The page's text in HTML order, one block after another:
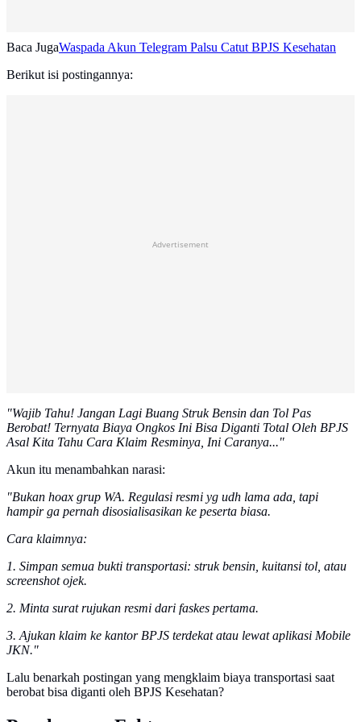
Baca JugaWaspada Akun Telegram Palsu Catut BPJS Kesehatan
Berikut isi postingannya:
Advertisement
"Wajib Tahu! Jangan Lagi Buang Struk Bensin dan Tol Pas
Berobat! Ternyata Biaya Ongkos Ini Bisa Diganti Total Oleh BPJS
Asal Kita Tahu Cara Klaim Resminya, Ini Caranya..."
Akun itu menambahkan narasi:
"Bukan hoax grup WA. Regulasi resmi yg udh lama ada, tapi
hampir ga pernah disosialisasikan ke peserta biasa.
Cara klaimnya:
1. Simpan semua bukti transportasi: struk bensin, kuitansi tol, atau
screenshot ojek.
2. Minta surat rujukan resmi dari faskes pertama.
3. Ajukan klaim ke kantor BPJS terdekat atau lewat aplikasi Mobile
JKN."
Lalu benarkah postingan yang mengklaim biaya transportasi saat
berobat bisa diganti oleh BPJS Kesehatan?